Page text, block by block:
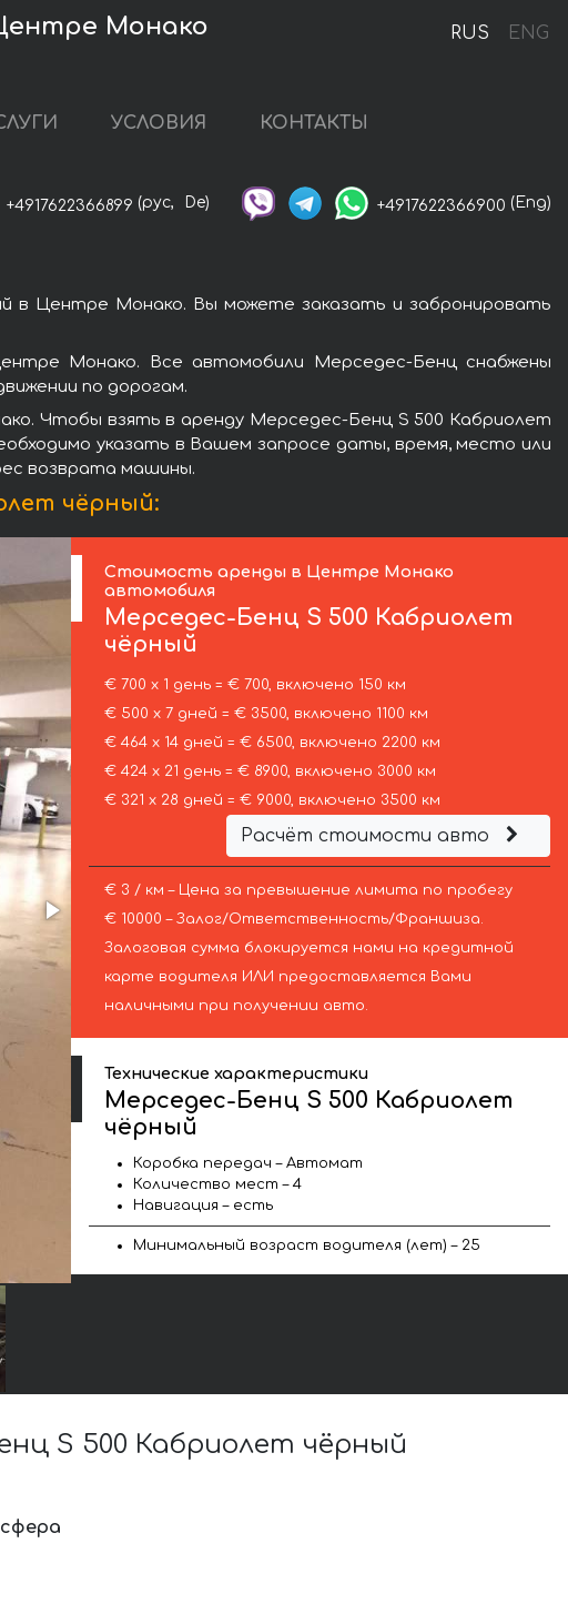
RUS ENG
Монако
УСЛОВИЯ КОНТАКТЫ
+4917622366899 (рус, De) +4917622366900 (Eng)
в Центре Монако. Вы можете заказать и забронировать
Монако. Все автомобили Мерседес-Бенц снабжены
по дорогам.
Чтобы взять в аренду Мерседес-Бенц S 500 Кабриолет
указать в Вашем запросе даты, время, место или
возврата машины.
чёрный:
Стоимость аренды в Центре Монако
автомобиля
Мерседес-Бенц S 500 Кабриолет
чёрный
€ 700 х 1 день = € 700, включено 150 км
€ 500 х 7 дней = € 3500, включено 1100 км
€ 464 х 14 дней = € 6500, включено 2200 км
€ 424 х 21 день = € 8900, включено 3000 км
€ 321 х 28 дней = € 9000, включено 3500 км
Расчёт стоимости авто
€ 3 / км – Цена за превышение лимита по пробегу
€ 10000 – Залог/Ответственность/Франшиза.
Залоговая сумма блокируется нами на кредитной
карте водителя ИЛИ предоставляется Вами
наличными при получении авто.
Технические характеристики
Мерседес-Бенц S 500 Кабриолет
чёрный
Коробка передач – Автомат
Количество мест – 4
Навигация – есть
Минимальный возраст водителя (лет) – 25
S 500 Кабриолет чёрный